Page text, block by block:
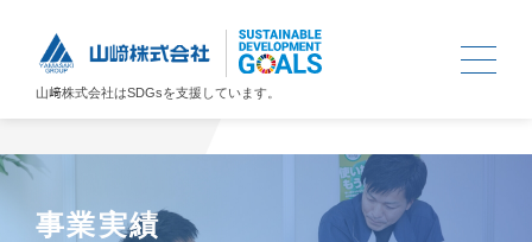
山﨑株式会社はSDGsを支援しています。
事業実績